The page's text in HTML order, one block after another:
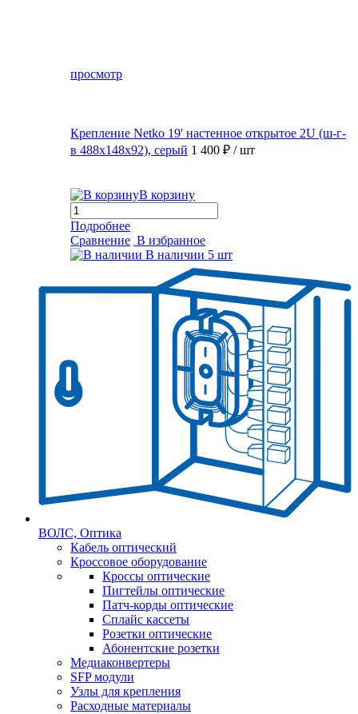
просмотр
Крепление Netko 19' настенное открытое 2U (ш-г-
в 488х148х92), серый 1 400 ₽ / шт
В корзину
Подробнее
Сравнение В избранное
В наличии 5 шт
ВОЛС, Оптика
Кабель оптический
Кроссовое оборудование
Кроссы оптические
Пигтейлы оптические
Патч-корды оптические
Сплайс кассеты
Розетки оптические
Абонентские розетки
Медиаконвертеры
SFP модули
Узлы для крепления
Расходные материалы